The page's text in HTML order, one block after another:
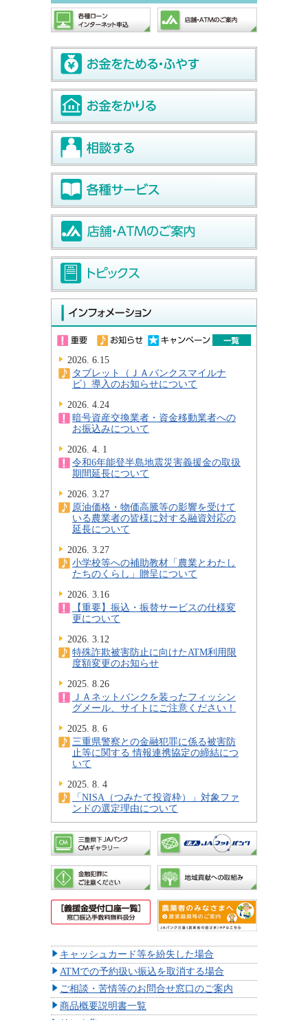
2026. 6.15
タブレット（ＪＡバンクスマイルナ
ビ）導入のお知らせについて
2026. 4.24
暗号資産交換業者・資金移動業者への
お振込みについて
2026. 4. 1
令和6年能登半島地震災害義援金の取扱
期間延長について
2026. 3.27
原油価格・物価高騰等の影響を受けて
いる農業者の皆様に対する融資対応の
延長について
2026. 3.27
小学校等への補助教材「農業とわたし
たちのくらし」贈呈について
2026. 3.16
【重要】振込・振替サービスの仕様変
更について
2026. 3.12
特殊詐欺被害防止に向けたATM利用限
度額変更のお知らせ
2025. 8.26
ＪＡネットバンクを装ったフィッシン
グメール、サイトにご注意ください！
2025. 8. 6
三重県警察との金融犯罪に係る被害防
止等に関する 情報連携協定の締結につ
いて
2025. 8. 4
「NISA（つみたて投資枠）」対象ファ
ンドの選定理由について
キャッシュカード等を紛失した場合
ATMでの予約扱い振込を取消する場合
ご相談・苦情等のお問合せ窓口のご案内
商品概要説明書一覧